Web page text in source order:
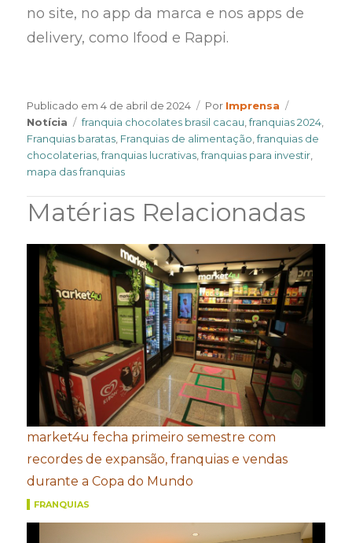
no site, no app da marca e nos apps de
delivery, como Ifood e Rappi.
Publicado em4 de abril de 2024 Por Author
Imprensa
Notícia
Tags
franquia chocolates brasil cacau ,franquias 2024
Franquias baratas Franquias de alimentação ,franquias de
chocolaterias ,franquias lucrativas ,franquias para investir
mapa das franquias
Matérias Relacionadas
market4u fecha primeiro semestre com
recordes de expansão, franquias e vendas
durante a Copa do Mundo
FRANQUIAS